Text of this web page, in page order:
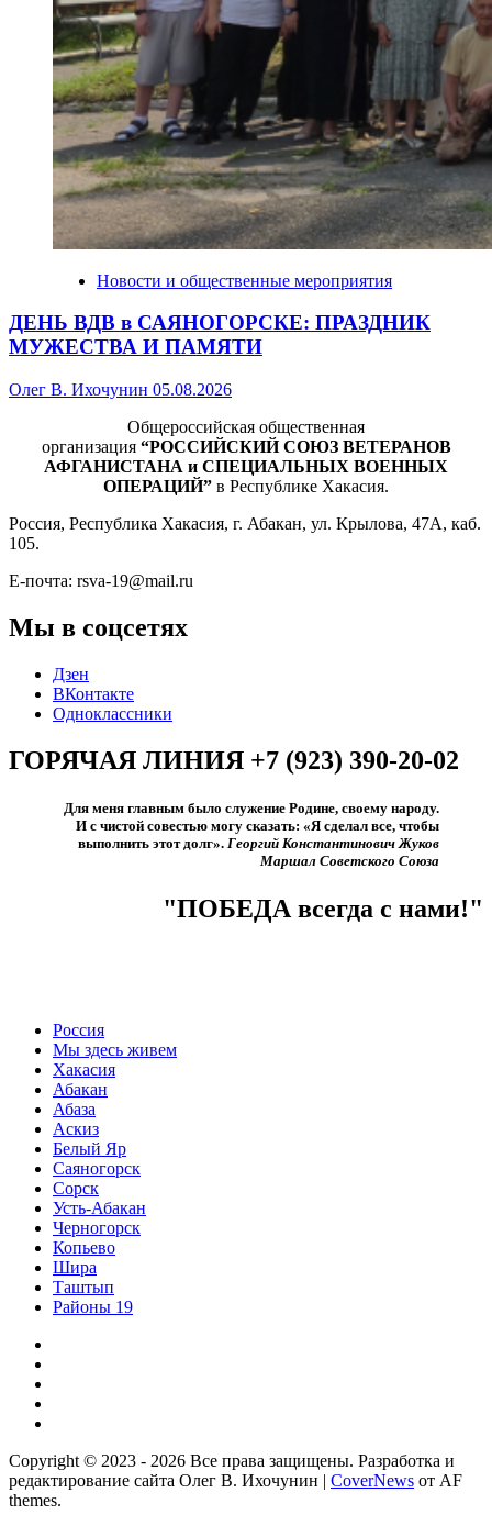
Новости и общественные мероприятия
ДЕНЬ ВДВ в САЯНОГОРСКЕ: ПРАЗДНИК
МУЖЕСТВА И ПАМЯТИ
Олег В. Ихочунин 05.08.2026
Общероссийская общественная
организация “РОССИЙСКИЙ СОЮЗ ВЕТЕРАНОВ
АФГАНИСТАНА и СПЕЦИАЛЬНЫХ ВОЕННЫХ
ОПЕРАЦИЙ” в Республике Хакасия.
Россия, Республика Хакасия, г. Абакан, ул. Крылова, 47А, каб.
105.
Е-почта: rsva-19@mail.ru
Мы в соцсетях
Дзен
ВКонтакте
Одноклассники
ГОРЯЧАЯ ЛИНИЯ +7 (923) 390-20-02
Для меня главным было служение Родине, своему народу.
И с чистой совестью могу сказать: «Я сделал все, чтобы
выполнить этот долг».​ Георгий Константинович Жуков
Маршал Советского Союза
"ПОБЕДА всегда с нами!"
Россия
Мы здесь живем
Хакасия
Абакан
Абаза
Аскиз
Белый Яр
Саяногорск
Сорск
Усть-Абакан
Черногорск
Копьево
Шира
Таштып
Районы 19
Copyright © 2023 - 2026 Все права защищены. Разработка и
редактирование сайта Олег В. Ихочунин | CoverNews от AF
themes.